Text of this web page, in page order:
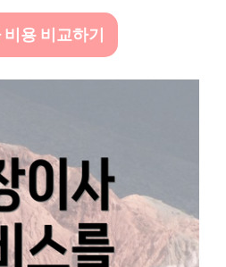
비용 비교하기